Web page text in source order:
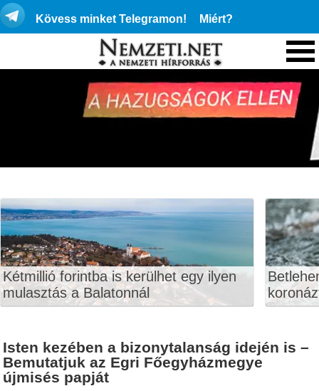
Kövess minket Telegramon! Miért?
Kétmillió forintba is kerülhet egy ilyen
mulasztás a Balatonnál
Isten kezében a bizonytalanság idején is –
Bemutatjuk az Egri Főegyházmegye
újmisés papját